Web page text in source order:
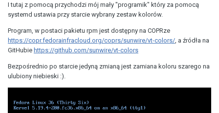
I tutaj z pomocą przychodzi mój mały "programik" który za pomocą
systemd ustawia przy starcie wybrany zestaw kolorów.
Program, w postaci pakietu rpm jest dostępny na COPRze
https://copr.fedorainfracloud.org/coprs/sunwire/vt-colors/ , a źródła na
GitHubie https://github.com/sunwire/vt-colors
Bezpośrednio po starcie jedyną zmianą jest zamiana koloru szarego na
ulubiony niebieski :).